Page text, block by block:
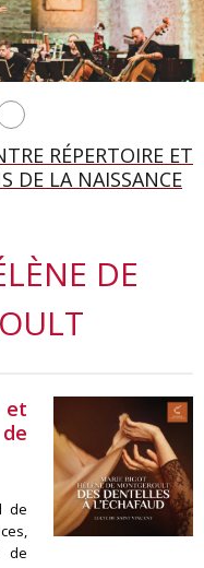
UNE
ROMEO
RÉPERTOIRE ET
DE LA NAISSANCE
DU RING
AVAIENT
»
DE
de
de